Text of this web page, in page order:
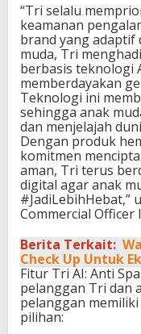
“Tri selalu
keamanan
brand yang adaptif
muda, Tri
berbasis teknologi
memberdayakan
Teknologi ini
sehingga anak
dan menjelajah
Dengan produk
komitmen
aman, Tri terus
digital agar anak
#JadiLebihHebat,”
Commercial
Berita Terkait:
Check Up Untuk
Fitur Tri AI: Anti
pelanggan Tri dan
pelanggan
pilihan: